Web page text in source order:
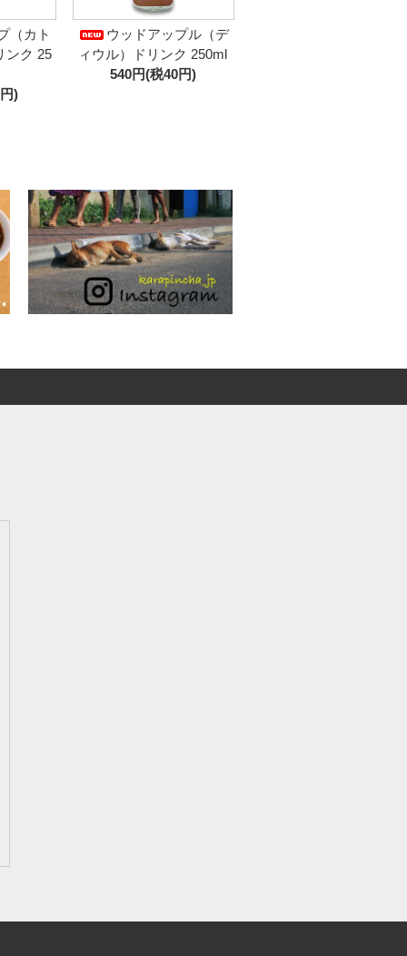
（カト
ンク 25
)
ウッドアップル（デ
ィウル）ドリンク 250ml
540円(税40円)